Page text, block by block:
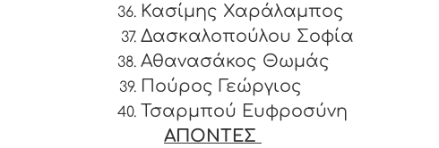
Κασίμης Χαράλαμπος
Δασκαλοπούλου Σοφία
Αθανασάκος Θωμάς
Πούρος Γεώργιος
Τσαρμπού Ευφροσύνη
ΑΠΟΝΤΕΣ